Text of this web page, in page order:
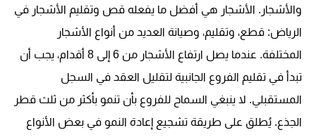
والأشجار. الأشجار هي أفضل ما يفعله قص وتقليم الأشجار في
الرياض: قطع، وتقليم، وصيانة العديد من أنواع الأشجار
المختلفة. عندما يصل ارتفاع الأشجار من 6 إلى 8 أقدام، يجب أن
تبدأ في تقليم الفروع الجانبية لتقليل العقد في السجل
المستقبلي. لا ينبغي السماح للفروع بأن تنمو بأكثر من ثلث قطر
الجذع. يُطلق على طريقة تشجيع إعادة النمو في بعض الأنواع